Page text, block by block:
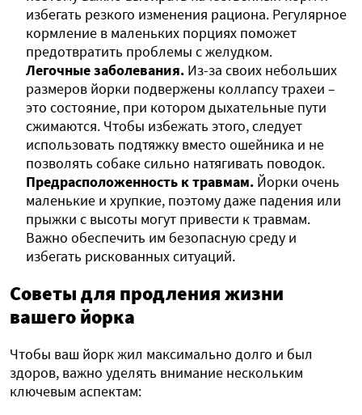
избегать резкого изменения рациона. Регулярное
кормление в маленьких порциях поможет
предотвратить проблемы с желудком.
Легочные заболевания. Из-за своих небольших
размеров йорки подвержены коллапсу трахеи –
это состояние, при котором дыхательные пути
сжимаются. Чтобы избежать этого, следует
использовать подтяжку вместо ошейника и не
позволять собаке сильно натягивать поводок.
Предрасположенность к травмам. Йорки очень
маленькие и хрупкие, поэтому даже падения или
прыжки с высоты могут привести к травмам.
Важно обеспечить им безопасную среду и
избегать рискованных ситуаций.
Советы для продления жизни
вашего йорка
Чтобы ваш йорк жил максимально долго и был
здоров, важно уделять внимание нескольким
ключевым аспектам: